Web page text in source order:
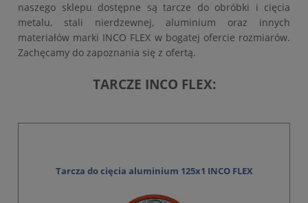
naszego sklepu dostępne są tarcze do obróbki i cięcia
metalu, stali nierdzewnej, aluminium oraz innych
materiałów marki INCO FLEX w bogatej ofercie rozmiarów.
Zachęcamy do zapoznania się z ofertą.
TARCZE INCO FLEX:
Tarcza do cięcia aluminium 125x1 INCO FLEX